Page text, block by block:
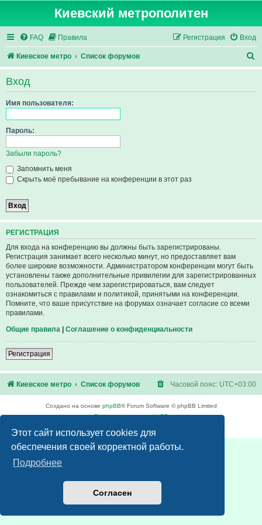
Этот сайт использует cookies для
обеспечения своей корректной работы.
Подробнее
Согласен
Киевский метрополитен
FAQ Правила Вход
Регистрация
Киевское метро Список форумов
о
Вход
Имя пользователя:
Пароль:
Забыли пароль?
Запомнить меня
Скрыть моё пребывание на конференции в этот раз
РЕГИСТРАЦИЯ
Для входа на конференцию вы должны быть зарегистрированы.
Регистрация занимает всего несколько минут, но предоставляет вам
более широкие возможности. Администратором конференции могут быть
установлены также дополнительные привилегии для зарегистрированных
пользователей. Прежде чем зарегистрироваться, вам следует
ознакомиться с правилами и политикой, принятыми на конференции.
Помните, что ваше присутствие на форумах означает согласие со всеми
правилами.
Общие правила Соглашение о конфиденциальности
Регистрация
Киевское метро Список форумов Часовой пояс: UTC+03:00
Создано на основе phpBB® Forum Software © phpBB Limited
Русская поддержка phpBB